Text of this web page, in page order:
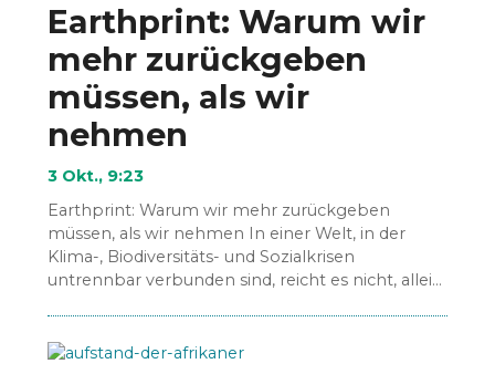
Earthprint: Warum wir
mehr zurückgeben
müssen, als wir
nehmen
3 Okt., 9:23
Earthprint: Warum wir mehr zurückgeben
müssen, als wir nehmen In einer Welt, in der
Klima-, Biodiversitäts- und Sozialkrisen
untrennbar verbunden sind, reicht es nicht, allein